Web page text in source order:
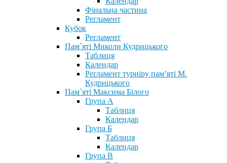
Фінальна частина
Регламент
Кубок
Регламент
Пам`яті Миколи Кудрицького
Таблиця
Календар
Регламент турніру пам’яті М.
Кудрицького
Пам`яті Максима Білого
Група А
Таблиця
Календар
Група Б
Таблиця
Календар
Група В